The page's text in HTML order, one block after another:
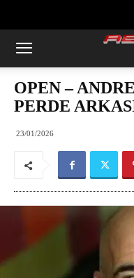
OPEN –
PERDE
23/01/2026